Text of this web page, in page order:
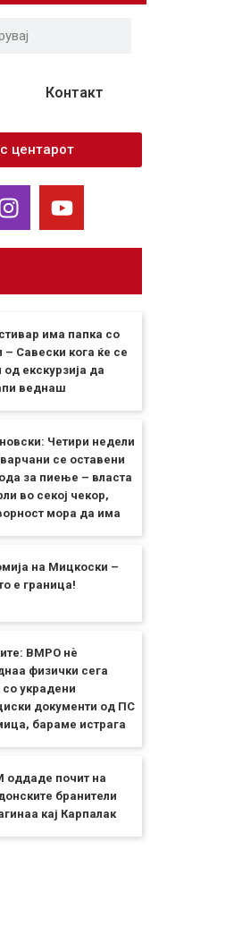
Контакт
центарот
има папка со
– Савески кога ќе се
од екскурзија да
веднаш
Четири недели
се оставени
за пиење – власта
во секој чекор,
мора да има
на Мицкоски –
е граница!
ВМРО нè
физички сега
со украдени
документи од ПС
бараме истрага
почит на
бранители
кај Карпалак